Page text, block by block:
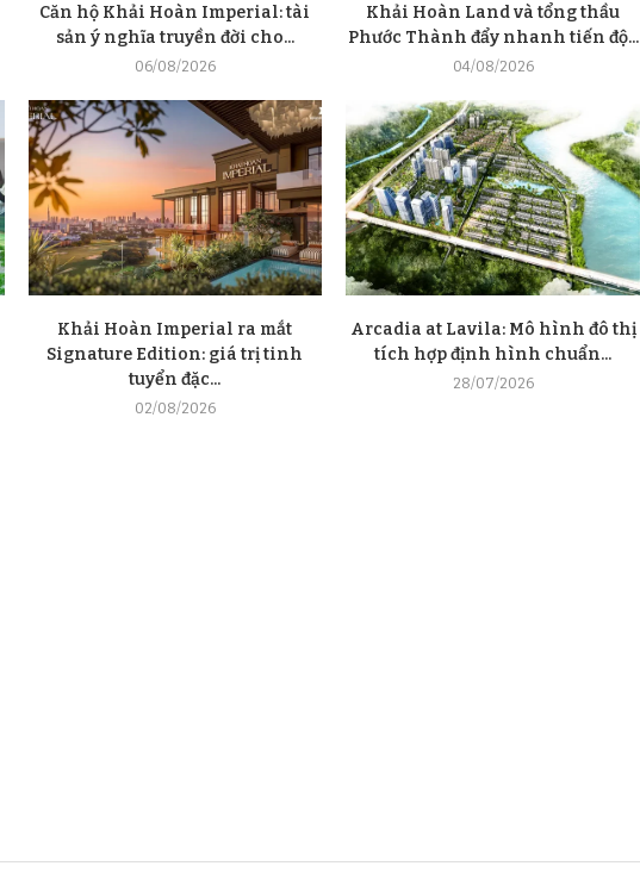
Căn hộ Khải Hoàn Imperial: tài
sản ý nghĩa truyền đời cho...
06/08/2026
Khải Hoàn Land và tổng thầu
Phước Thành đẩy nhanh tiến độ...
04/08/2026
Khải Hoàn Imperial ra mắt
Signature Edition: giá trị tinh
tuyển đặc...
02/08/2026
Arcadia at Lavila: Mô hình đô thị
tích hợp định hình chuẩn...
28/07/2026